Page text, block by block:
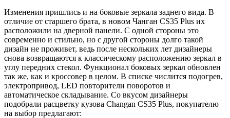
Изменения пришлись и на боковые зеркала заднего вида. В
отличие от старшего брата, в новом Чанган CS35 Plus их
расположили на дверной панели. С одной стороны это
современно и стильно, но с другой стороны долго такой
дизайн не проживет, ведь после нескольких лет дизайнеры
снова возвращаются к классическому расположению зеркал в
углу передних стекол. Функционал боковых зеркал обновлен
так же, как и кроссовер в целом. В списке числится подогрев,
электропривод, LED повторители поворотов и
автоматическое складывание. Со вкусом дизайнеры
подобрали расцветку кузова Changan CS35 Plus, покупателю
на выбор предлагают: